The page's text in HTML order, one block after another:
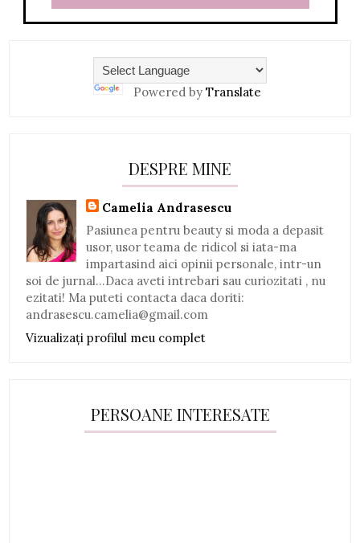
Powered by Translate
DESPRE MINE
Camelia Andrasescu
Pasiunea pentru beauty si moda a depasit
usor, usor teama de ridicol si iata-ma
impartasind aici opinii personale, intr-un
soi de jurnal...Daca aveti intrebari sau curiozitati , nu
ezitati! Ma puteti contacta daca doriti:
andrasescu.camelia@gmail.com
Vizualizați profilul meu complet
PERSOANE INTERESATE